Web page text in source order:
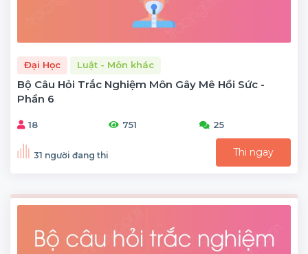
Đại Học Luật - Môn khác
Bộ Câu Hỏi Trắc Nghiệm Môn Gây Mê Hồi Sức -
Phần 6
18 751 25
31 người đang thi Thi ngay